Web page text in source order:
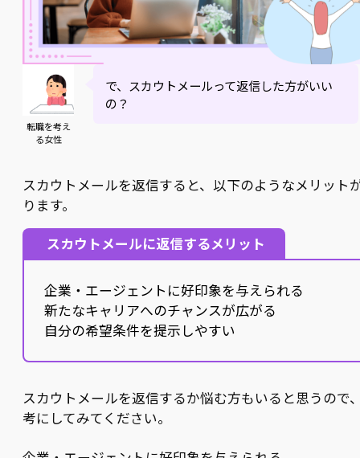
転職を考え
る女性
で、スカウトメールって返信した方がいい
の？
スカウトメールを返信すると、以下のようなメリット
ります。
スカウトメールに返信するメリット
企業・エージェントに好印象を与えられる
新たなキャリアへのチャンスが広がる
自分の希望条件を提示しやすい
スカウトメールを返信するか悩む方もいると思うので
考にしてみてください。